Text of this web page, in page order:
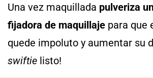
Una vez maquillada pulveriza
fijadora de maquillaje para que
quede impoluto y aumentar su
swiftie listo!